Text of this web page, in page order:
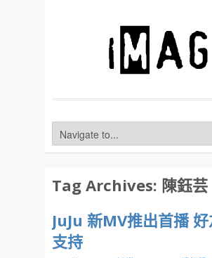
Tag Archives: 陳鈺芸
JuJu 新MV推出首播
支持